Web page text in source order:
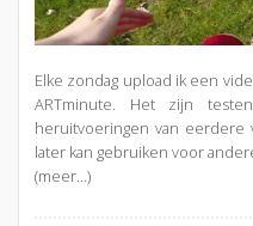
Elke zondag upload ik een
ARTminute. Het zijn
heruitvoeringen van eerdere
later kan gebruiken voor
(meer…)